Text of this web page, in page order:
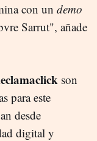
con un demo
Sarrut", añade
son
para este
desde
digital y